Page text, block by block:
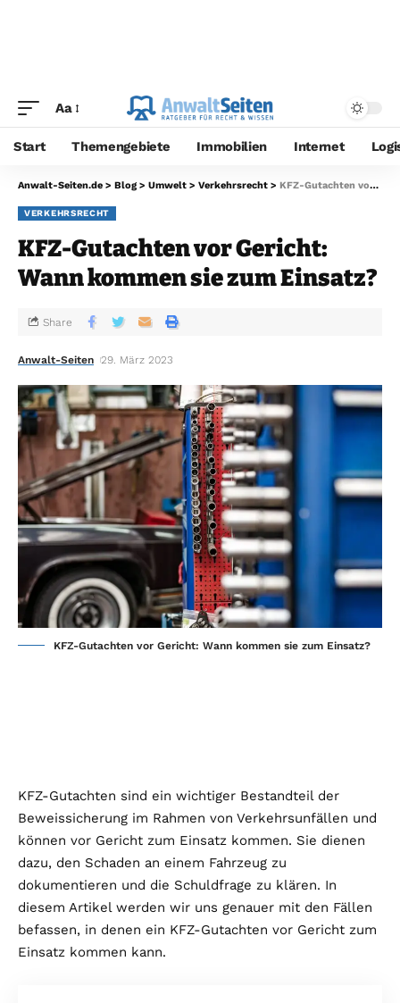
Aa
Start Themengebiete Immobilien Internet
Anwalt-Seiten.de > Blog > Umwelt > Verkehrsrecht > KFZ-Gutachten vor Gericht: Wann kommen sie zum Einsatz?
VERKEHRSRECHT
KFZ-Gutachten vor Gericht:
Wann kommen sie zum Einsatz?
Anwalt-Seiten 29. März 2023
Share
KFZ-Gutachten vor Gericht: Wann kommen sie zum Einsatz?
KFZ-Gutachten sind ein wichtiger Bestandteil der
Beweissicherung im Rahmen von Verkehrsunfällen und
können vor Gericht zum Einsatz kommen. Sie dienen
dazu, den Schaden an einem Fahrzeug zu
dokumentieren und die Schuldfrage zu klären. In
diesem Artikel werden wir uns genauer mit den Fällen
befassen, in denen ein KFZ-Gutachten vor Gericht zum
Einsatz kommen kann.